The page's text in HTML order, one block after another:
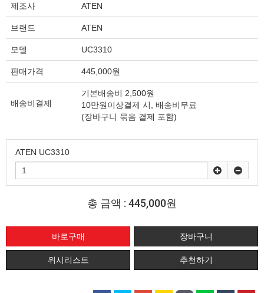
제조사 ATEN
브랜드 ATEN
모델 UC3310
판매가격 445,000원
배송비결제
기본배송비 2,500원
10만원이상결제 시, 배송비무료
(장바구니 묶음 결제 포함)
ATEN UC3310
총 금액 : 445,000원
위시리스트 추천하기